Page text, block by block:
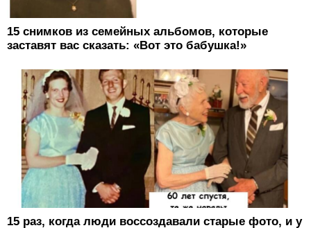
15 снимков из семейных альбомов, которые
заставят вас сказать: «Вот это бабушка!»
15 раз, когда люди воссоздавали старые фото, и у